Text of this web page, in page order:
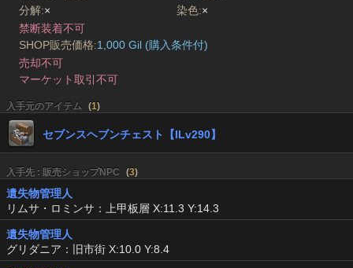
分解:× 染色:×
禁断装着不可
SHOP販売価格:1,000 Gil (購入条件付)
売却不可
マーケット取引不可
入手元のアイテム (1)
セブンスヘブンチェスト【ILv290】
入手先 : 販売ショップNPC (3)
遺失物管理人
リムサ・ロミンサ：上甲板層 X:11.3 Y:14.3
遺失物管理人
グリダニア：旧市街 X:10.0 Y:8.4